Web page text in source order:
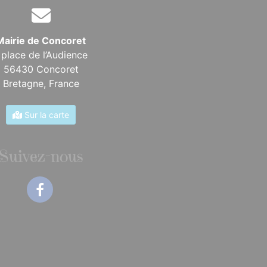
de Concoret
place de l’Audience
56430 Concoret
Bretagne, France
Sur la carte
Suivez-nous